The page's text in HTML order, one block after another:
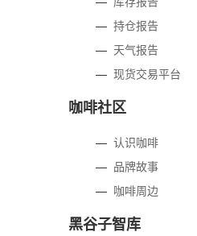
—持仓报告
— 天气报告
—现货交易平台
咖啡社区
—认识咖啡
— 品牌故事
— 咖啡周边
黑谷子智库